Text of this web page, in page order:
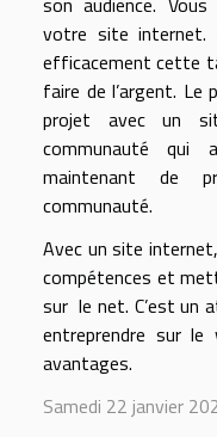
votre site internet.
efficacement cette
faire de l’argent. Le
projet avec un
communauté
maintenant de
communauté.
Avec un site
compétences et
sur le net. C’est un
entreprendre sur
avantages.
Samedi 22 janvier